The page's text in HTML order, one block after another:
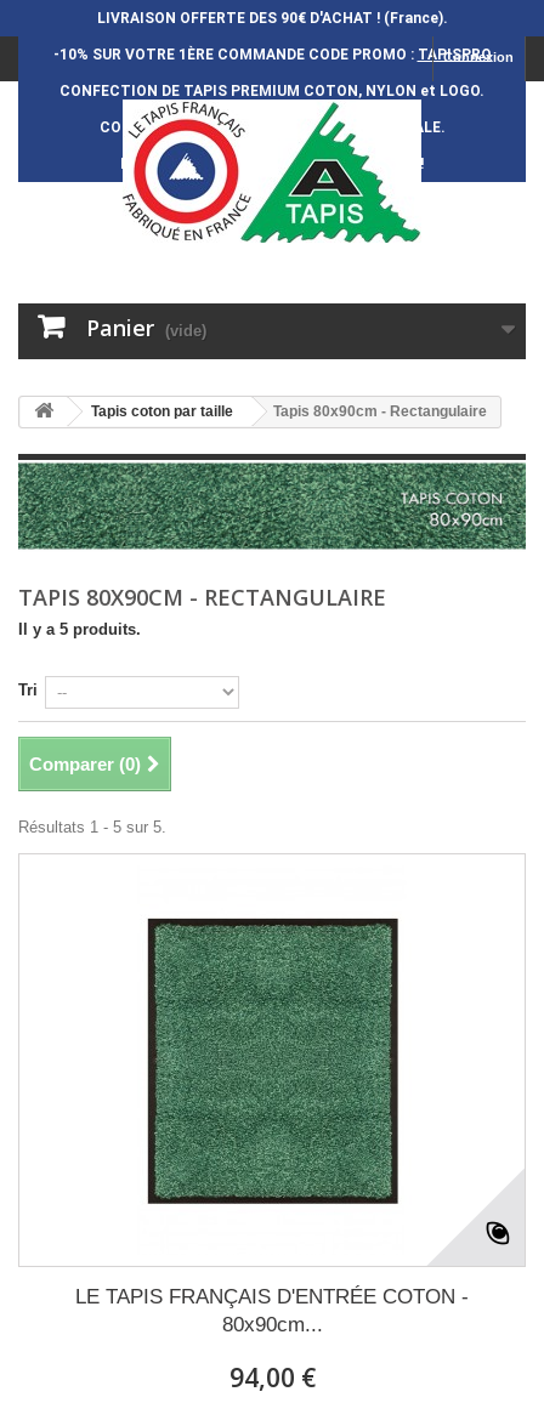
LIVRAISON OFFERTE DES 90€ D'ACHAT ! (France).
-10% SUR VOTRE 1ÈRE COMMANDECODE PROMO : TAPISPRO
CONFECTION DE TAPIS PREMIUM COTON, NYLON et LOGO.
CONFECTION FRANÇ AISE et 100% ARTISANALE.
DURÉE DE VIE DES TAPIS : 5 ANS ENVIRON !
Connexion
Panier (vide)
Tapis coton par taille Tapis 80x90cm - Rectangulaire
TAPIS 80X90CM - RECTANGULAIRE
Il y a 5 produits.
Tri
Comparer (0)
Résultats 1 - 5 sur 5.
LE TAPIS FRANÇAIS D'ENTRÉE COTON -
80x90cm...
94,00 €